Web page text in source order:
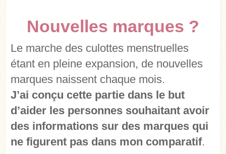
Nouvelles marques ?
Le marche des culottes menstruelles
étant en pleine expansion, de nouvelles
marques naissent chaque mois.
J’ai conçu cette partie dans le but
d’aider les personnes souhaitant avoir
des informations sur des marques qui
ne figurent pas dans mon comparatif.